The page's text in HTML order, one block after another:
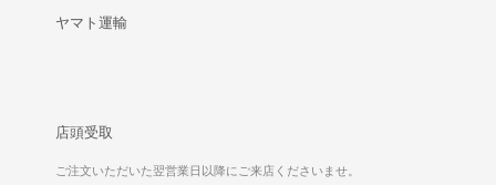
ヤマト運輸
店頭受取
ご注文いただいた翌営業日以降にご来店くださいませ。